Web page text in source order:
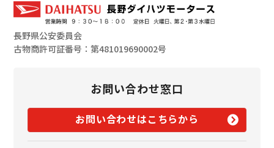
長野県公安委員会
古物商許可証番号：第481019690002号
お問い合わせ窓口
お問い合わせはこちらから